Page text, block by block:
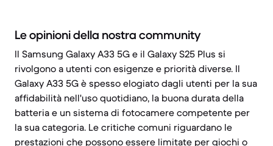
Le opinioni della nostra community
Il Samsung Galaxy A33 5G e il Galaxy S25 Plus si
rivolgono a utenti con esigenze e priorità diverse. Il
Galaxy A33 5G è spesso elogiato dagli utenti per la sua
affidabilità nell'uso quotidiano, la buona durata della
batteria e un sistema di fotocamere competente per
la sua categoria. Le critiche comuni riguardano le
prestazioni che possono essere limitate per giochi o